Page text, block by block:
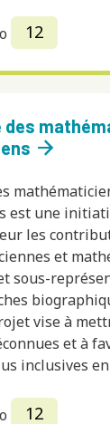
12
des
arrow_forward
est une
les
et
sous-
vise à
et à
inclusives
12